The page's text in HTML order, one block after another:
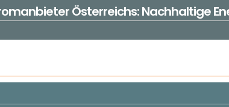
Österreichs: Nachhaltige